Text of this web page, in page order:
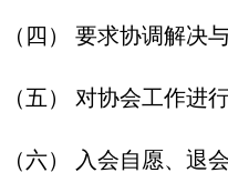
（四） 要求协调解决
（五） 对协会工作进
（六） 入会自愿、退